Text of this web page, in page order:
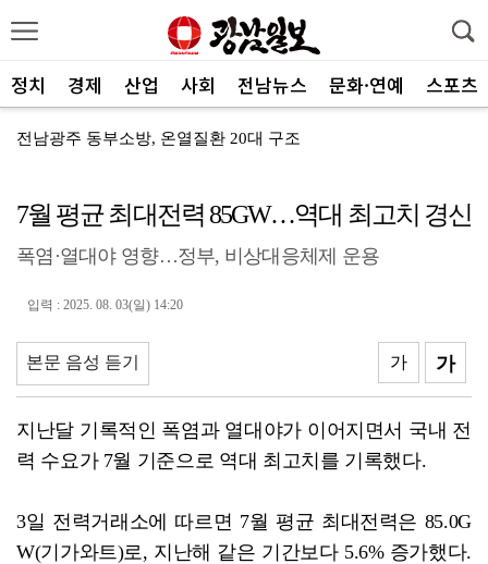
정치 경제 산업 사회 전남뉴스 문화·연예 스포츠
전남광주 동부소방, 온열질환 20대 구조
광주특별시 충장동, 여름밤 버스킹 ‘충.장.밤’ 성료
광주특별시 서구 풍암동 음식점 화재
광주환경공단, 청소년 SNS 기자단 환경교육 전개
농협광주본부, 하반기 상호금융 사업방향 공유
기후 위기 대응부터 수질관리까지…전남 학생들, 농어촌 ...
농협전남본부, 해남 가뭄 피해 현장점검
전남광주농기원, ‘청년4-H 과제경진대회’ 성료
7월 평균 최대전력 85GW…역대 최고치 경신
폭염·열대야 영향…정부, 비상대응체제 운용
입력 : 2025. 08. 03(일) 14:20
본문 음성 듣기 가
가
지난달 기록적인 폭염과 열대야가 이어지면서 국내 전
력 수요가 7월 기준으로 역대 최고치를 기록했다.
3일 전력거래소에 따르면 7월 평균 최대전력은 85.0G
W(기가와트)로, 지난해 같은 기간보다 5.6% 증가했다.